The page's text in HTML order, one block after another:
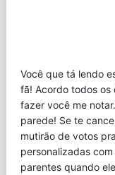
Você que tá lendo
fã! Acordo todos os
fazer você me
parede! Se te
mutirão de votos
personalizadas
parentes quando